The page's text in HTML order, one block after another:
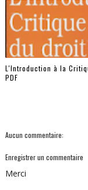
L'Introduction à la
PDF
Aucun commentaire:
Enregistrer un commentaire
Merci